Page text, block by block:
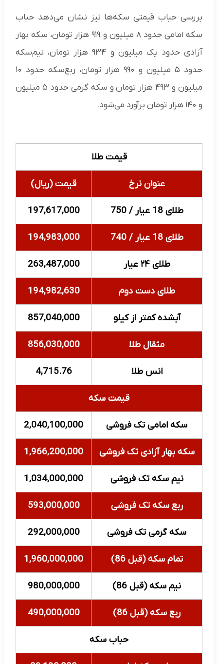
بررسی حباب قیمتی سکه‌ها نیز نشان می‌دهد حباب
سکه امامی حدود ۸ میلیون و ۹۱۹ هزار تومان، سکه بهار
آزادی حدود یک میلیون و ۹۳۴ هزار تومان، نیم‌سکه
حدود ۵ میلیون و ۹۹۰ هزار تومان، ربع‌سکه حدود ۱۰
میلیون و ۴۹۳ هزار تومان و سکه گرمی حدود ۵ میلیون
و ۱۴۰ هزار تومان برآورد می‌شود.
قیمت طلا
عنوان نرخ قیمت (ریال)
طلای 18 عیار / 750 197,617,000
طلای 18 عیار / 740 194,983,000
طلای ۲۴ عیار 263,487,000
طلای دست دوم 194,982,630
آبشده کمتر از کیلو 857,040,000
مثقال طلا 856,030,000
انس طلا 4,715.76
قیمت سکه
سکه امامی تک فروشی 2,040,100,000
سکه بهار آزادی تک فروشی 1,966,200,000
نیم سکه تک فروشی 1,034,000,000
ربع سکه تک فروشی 593,000,000
سکه گرمی تک فروشی 292,000,000
تمام سکه (قبل 86) 1,960,000,000
نیم سکه (قبل 86) 980,000,000
ربع سکه (قبل 86) 490,000,000
حباب سکه